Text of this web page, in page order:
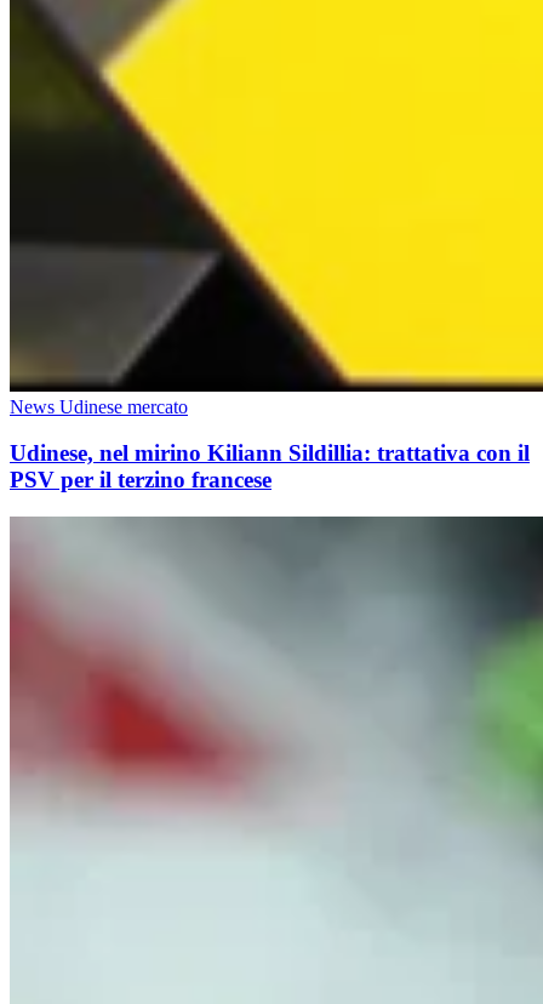
News Udinese mercato
Udinese, nel mirino Kiliann Sildillia: trattativa con il
PSV per il terzino francese